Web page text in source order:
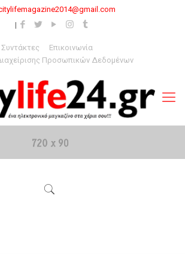
Συντάκτες
Επικοινωνία
Προσωπικών Δεδομένων